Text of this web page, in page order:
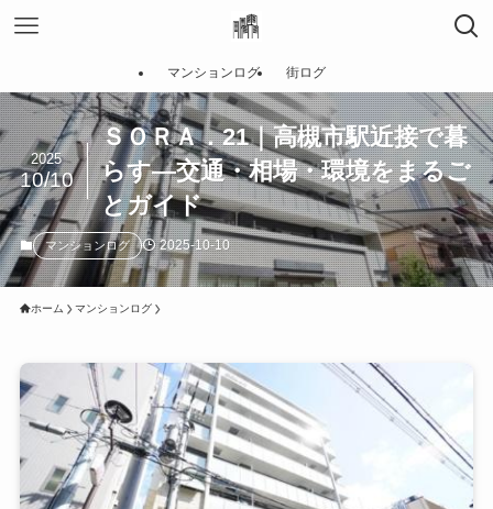
マンションログ 街ログ
ＳＯＲＡ．21｜高槻市駅近接で暮
らす―交通・相場・環境をまるご
とガイド
2025
10/10
マンションログ 2025-10-10
ホーム マンションログ